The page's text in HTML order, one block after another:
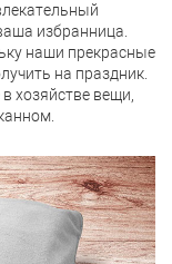
избранница.
наши прекрасные
на праздник.
хозяйстве вещи,